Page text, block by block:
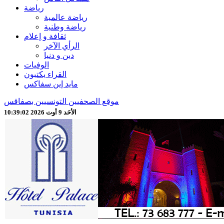
رياضة
رياضة عالمية
رياضة وطنية
ثقافة و إعلام
الرأي الآخر
دين و دنيا
الوفيات
القراء يكتبون
مايد إين سفاكس
موقع الصحفيين التونسيين بصفاقس
الأحَد 9 أوت 2026 10:39:04